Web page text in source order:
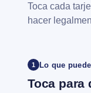
Toca cada
hacer
1 Lo que
Toca para